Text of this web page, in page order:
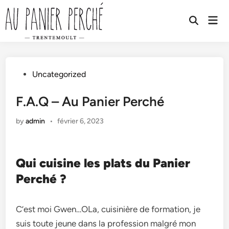
Skip
to
content
Open
PostedUncategorized
F.A.Q – Au Panier Perché
byadmin • février 6, 2023
Qui cuisine les plats du Panier
Perché ?
C’est moi Gwen…OLa, cuisinière de formation, je
suis toute jeune dans la profession malgré mon